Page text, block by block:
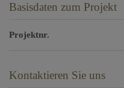
Basisdaten zum Projekt
Projektnr.
Kontaktieren Sie uns